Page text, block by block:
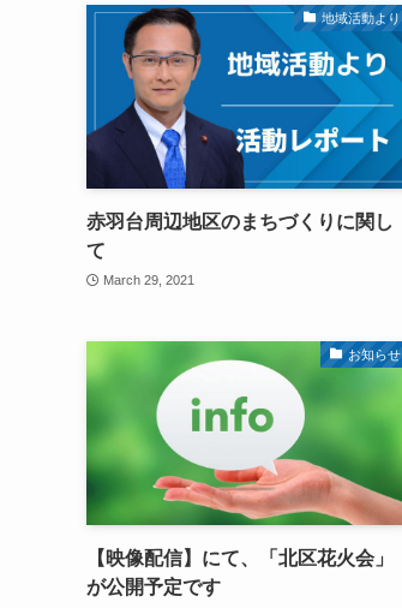
地域活動より
赤羽台周辺地区のまちづくりに関し
て
March 29, 2021
お知らせ
【映像配信】にて、「北区花火会」
が公開予定です